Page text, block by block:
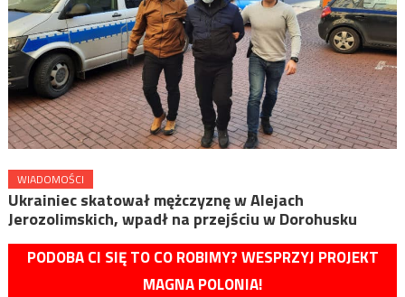
WIADOMOŚCI
Ukrainiec skatował mężczyznę w Alejach
Jerozolimskich, wpadł na przejściu w Dorohusku
PODOBA CI SIĘ TO CO ROBIMY? WESPRZYJ PROJEKT
MAGNA POLONIA!